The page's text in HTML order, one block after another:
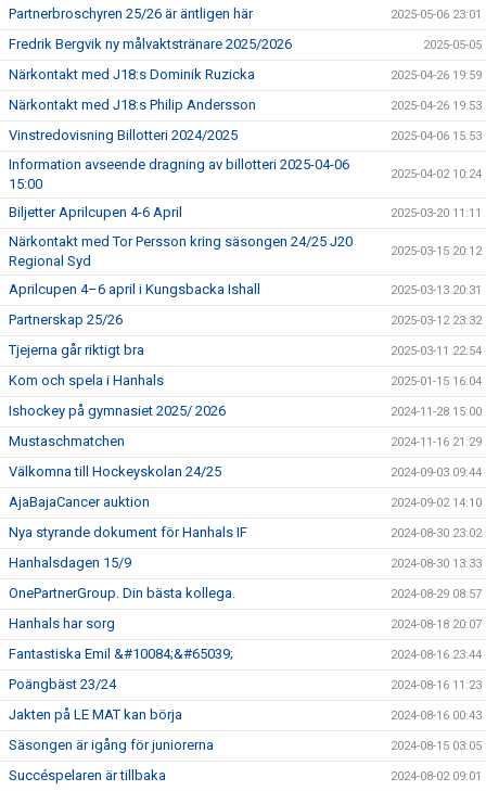
Partnerbroschyren 25/26 är äntligen här 2025-05-06 23:01
Fredrik Bergvik ny målvaktstränare 2025/2026 2025-05-05
Närkontakt med J18:s Dominik Ruzicka 2025-04-26 19:59
Närkontakt med J18:s Philip Andersson 2025-04-26 19:53
Vinstredovisning Billotteri 2024/2025 2025-04-06 15:53
Information avseende dragning av billotteri 2025-04-06
15:00
2025-04-02 10:24
Biljetter Aprilcupen 4-6 April 2025-03-20 11:11
Närkontakt med Tor Persson kring säsongen 24/25 J20
Regional Syd
2025-03-15 20:12
Aprilcupen 4–6 april i Kungsbacka Ishall 2025-03-13 20:31
Partnerskap 25/26 2025-03-12 23:32
Tjejerna går riktigt bra 2025-03-11 22:54
Kom och spela i Hanhals 2025-01-15 16:04
Ishockey på gymnasiet 2025/ 2026 2024-11-28 15:00
Mustaschmatchen 2024-11-16 21:29
Välkomna till Hockeyskolan 24/25 2024-09-03 09:44
AjaBajaCancer auktion 2024-09-02 14:10
Nya styrande dokument för Hanhals IF 2024-08-30 23:02
Hanhalsdagen 15/9 2024-08-30 13:33
OnePartnerGroup. Din bästa kollega. 2024-08-29 08:57
Hanhals har sorg 2024-08-18 20:07
Fantastiska Emil &#10084;&#65039; 2024-08-16 23:44
Poängbäst 23/24 2024-08-16 11:23
Jakten på LE MAT kan börja 2024-08-16 00:43
Säsongen är igång för juniorerna 2024-08-15 03:05
Succéspelaren är tillbaka 2024-08-02 09:01